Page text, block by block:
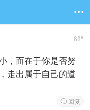

68#
，而在于你是否努
走出属于自己的道
 回复